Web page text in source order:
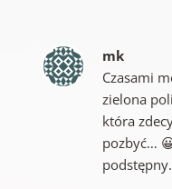
mk
Czasami
zielona
która
pozbyć…